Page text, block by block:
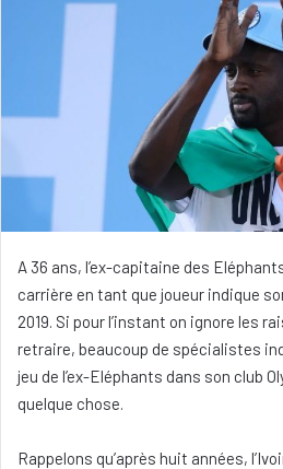
A 36 ans, l’ex-capitaine des
carrière en tant que joueur indique
2019. Si pour l’instant on ignore les
retraire, beaucoup de spécialistes
jeu de l’ex-Eléphants dans son club
quelque chose.
Rappelons qu’après huit années,